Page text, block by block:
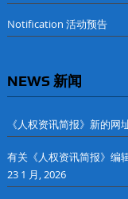
Notification 活动预告
NEWS 新闻
《人权资讯简报》新的网
有关《人权资讯简报》编
23 1 月, 2026